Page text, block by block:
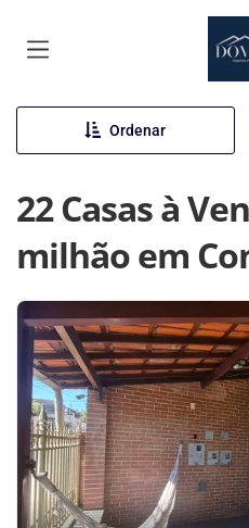
Ordenar
22 Casas à
milhão em